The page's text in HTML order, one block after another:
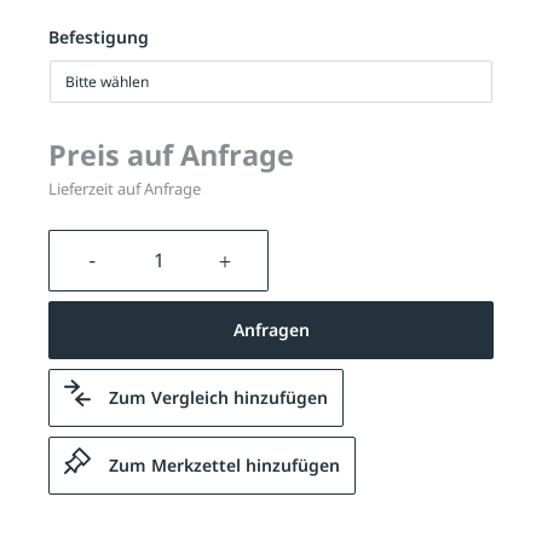
Befestigung
Bitte wählen
Preis auf Anfrage
Lieferzeit auf Anfrage
Produkt Anzahl: Gib den
Anfragen
Zum Vergleich hinzufügen
Zum Merkzettel hinzufügen